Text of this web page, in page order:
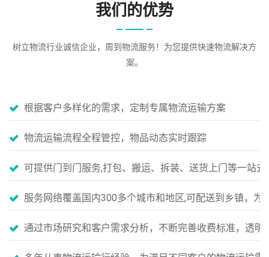
我们的优势
树立物流行业诚信企业，周到物流服务！为您提供快速物流解决方
案。
根据客户多样化的需求，定制专属物流运输方案
物流运输流程全程管控，物品动态实时跟踪
可提供门到门服务,打包、搬运、拆装、送货上门等一站
服务网络覆盖国内300多个城市和地区,可配送到乡镇，为
通过市场研究和客户需求分析，不断完善收费标准，透明